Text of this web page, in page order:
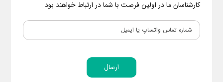
کارشناسان ما در اولین فرصت با شما در ارتباط خواهند بود
ارسال